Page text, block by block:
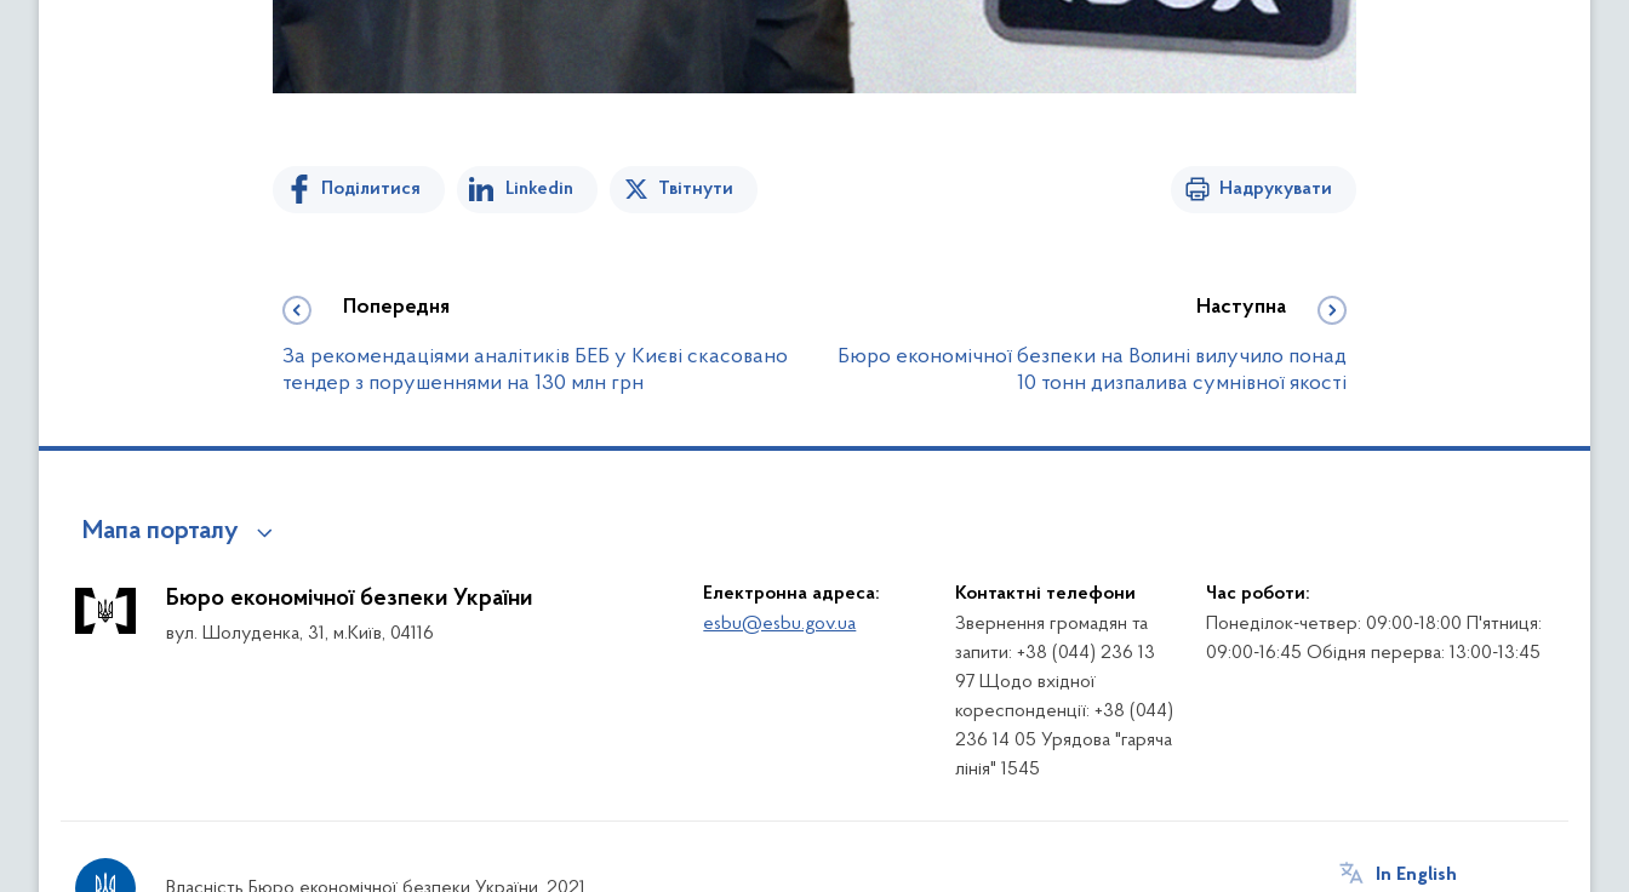
Поділитися Linkedin Твітнути Надрукувати
Попередня
За рекомендаціями аналітиків БЕБ у Києві скасовано
тендер з порушеннями на 130 млн грн
Наступна
Бюро економічної безпеки на Волині вилучило понад
10 тонн дизпалива сумнівної якості
Мапа порталу
Бюро економічної безпеки України
вул. Шолуденка, 31, м.Київ, 04116
Електронна адреса:
esbu@esbu.gov.ua
Контактні телефони
Звернення громадян та
запити: +38 (044) 236 13
97 Щодо вхідної
кореспонденції: +38 (044)
236 14 05 Урядова "гаряча
лінія" 1545
Час роботи:
Понеділок-четвер: 09:00-18:00 П'ятниця:
09:00-16:45 Обідня перерва: 13:00-13:45
In English